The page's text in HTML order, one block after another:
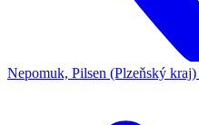
Nepomuk, Pilsen (Plzeňský kraj)